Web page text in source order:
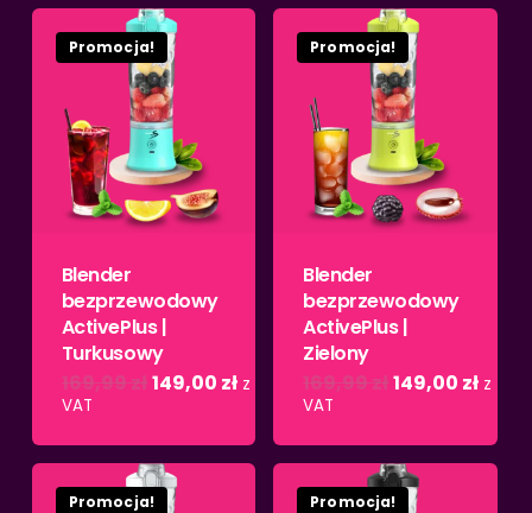
Brak produktów w
koszyku.
Promocja!
Blender
bezprzewodowy
ActivePlus |
Turkusowy
169,99złPierwotna
cena
169,99 zł.
149,00 złAktualna
wynosi:
149,00 zł.
z
VAT
Promocja!
Blender
bezprzewodowy
ActivePlus |
Zielony
169,99złPierwotna
cena
169,99 zł.
149,00 zł z
VAT
Promocja! Promocja!